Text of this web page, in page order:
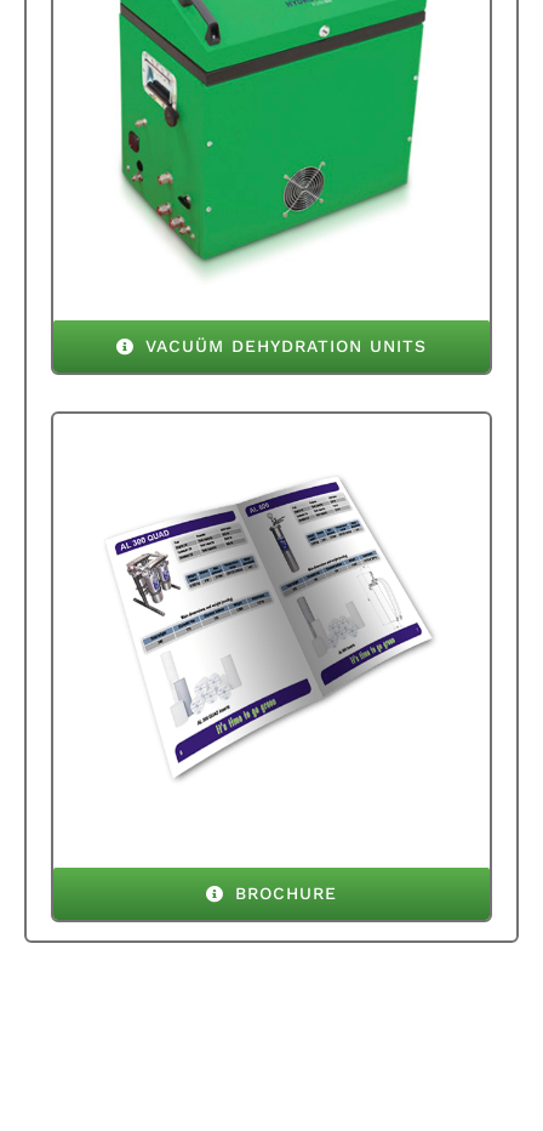
VACUÜM DEHYDRATION UNITS
BROCHURE